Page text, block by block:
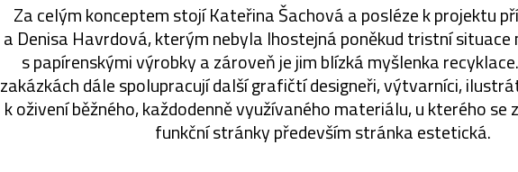
Za celým konceptem stojí Kateřina Šachová a posléze k projektu
a Denisa Havrdová, kterým nebyla lhostejná poněkud tristní situace
s papírenskými výrobky a zároveň je jim blízká myšlenka
zakázkách dále spolupracují další grafičtí designeři, výtvarníci,
k oživení běžného, každodenně využívaného materiálu, u kterého se
funkční stránky především stránka estetická.